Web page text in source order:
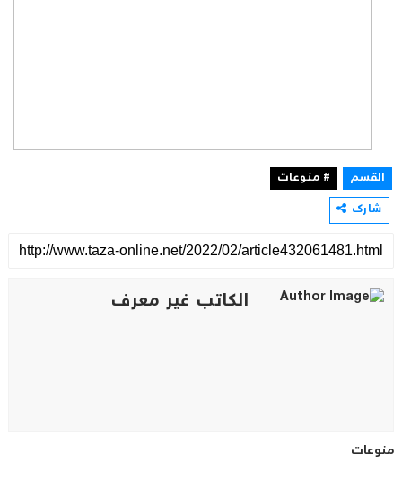
القسم
# منوعات
شارك
الكاتب غير معرف
منوعات